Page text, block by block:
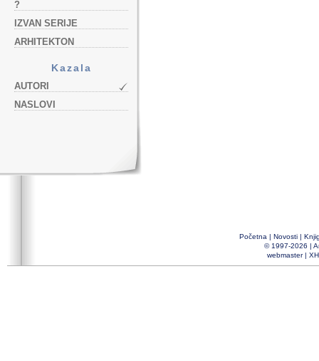
?
IZVAN SERIJE
ARHITEKTON
Kazala
AUTORI
NASLOVI
Početna | Novosti |
© 1997-2026 |
webmaster|